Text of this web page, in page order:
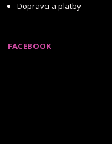
Dopravci a platby
FACEBOOK